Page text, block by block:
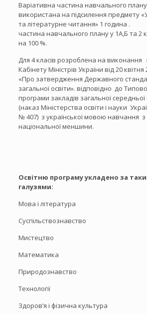
Варіативна частина навчального плану
використана на підсилення предмету
та літературне читання» 1 година .
частина навчального плану у 1А,Б та 2
на 100 %.
Для 4 класів розроблена на виконання
Кабінету Міністрів України від 20
«Про затвердження Державного
загальної освіти». відповідно до
програми закладів загальної середньої
(наказ Міністерства освіти і науки
№ 407) з української мовою навчання
національної меншини.
Освітню програму укладено за
галузями:
Мова і література
Суспільствознавство
Мистецтво
Математика
Природознавство
Технології
Здоров’я і фізична культура